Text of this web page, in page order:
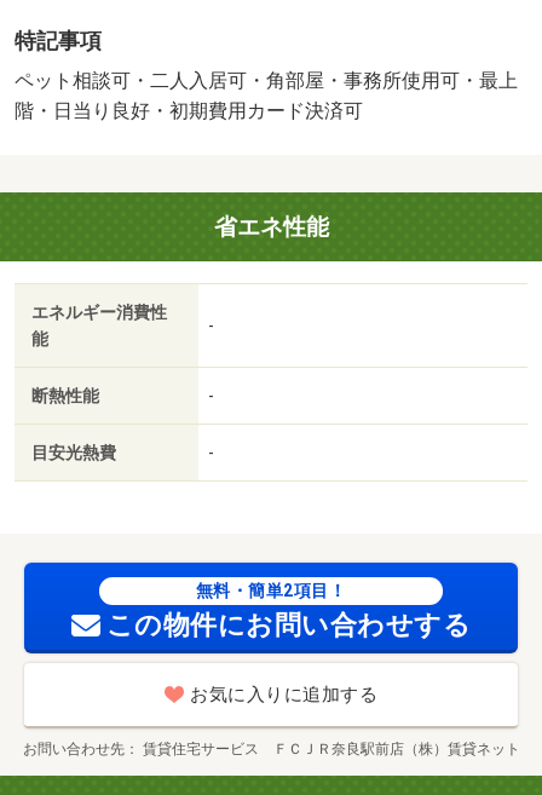
ルコニー／フローリング／シャワー付洗面台／ＴＶインタ
ーホン／陽当り良好／角住戸／温水洗浄便座／脱衣所／洗
面所独立／駐輪場／即入居可／最上階／ペット相談／照明
プロパンガス／敷金・礼金不要／保証会社利用可／ＩＴ重
説 対応物件／ＬＧＢＴフレンドリー／初期費用カード決
済可／ローソン 奈良南紀寺町一丁目店（コンビニ）まで
３２５ｍ／飛鳥小学校（小学校）まで１６４９ｍ／飛鳥中
学校（中学校）まで２５５５ｍ／ウエルシア 奈良南肘塚
店（その他）まで２２０ｍ／ダイソー やまや紀寺店（そ
良古市店（その他）まで７０７ｍ／関西本線 奈良駅バス
１５分南方町停歩５分/賃貸戸数:1戸
特記事項
ペット相談可・二人入居可・角部屋・事務所使用可・最上
階・日当り良好・初期費用カード決済可
省エネ性能
エネルギー消費性
能
-
断熱性能 -
目安光熱費 -
無料・簡単2項目！
この物件にお問い合わせする
お気に入りに追加する
お問い合わせ先 賃貸住宅サービス ＦＣＪＲ奈良駅前店（株）賃貸ネット